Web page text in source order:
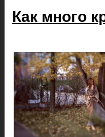
Как много